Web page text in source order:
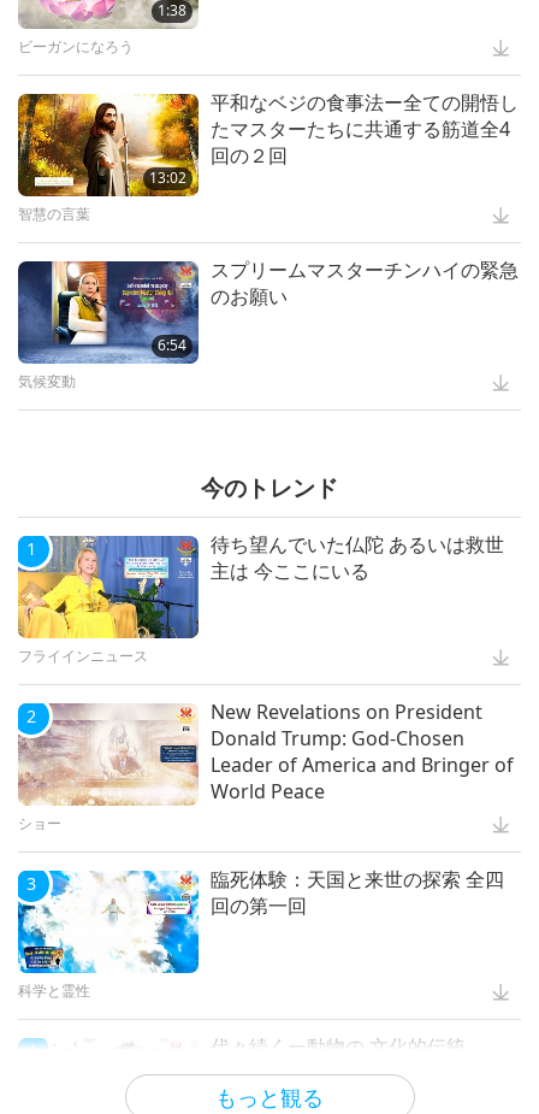
5:35
Witnessing that Master Was
“Vairocana Buddha”
12:52
スプリームマスターチンハイ ＣＯ
Ｐ２７参加者へのメッセージ
は
1:38
ビーガンになろう
13:02
平和なベジの食事法ー全ての開悟し
たマスターたちに共通する筋道全4
回の２回
智慧の言葉
6:54
スプリームマスターチンハイの緊急
のお願い
気候変動
今のトレンド
もっと観る
1
待ち望んでいた仏陀 あるいは救世
主は 今ここにいる
フライインニュース
2
New Revelations on President
Donald Trump: God-Chosen
Leader of America and Bringer of
World Peace
ショー
3
臨死体験：天国と来世の探索 全四
回の第一回
科学と霊性
4 代々続くー動物の 文化的伝統